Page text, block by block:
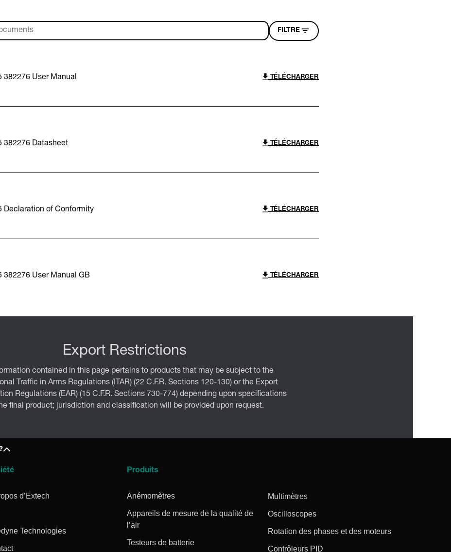
FILTRE
382276 User Manual TÉLÉCHARGER
382276 Datasheet TÉLÉCHARGER
Declaration of Conformity TÉLÉCHARGER
382276 User Manual GB TÉLÉCHARGER
Export Restrictions
contained in this page pertains to products that may be subject to the
Traffic in Arms Regulations (ITAR) (22 C.F.R. Sections 120-130) or the Export
Regulations (EAR) (15 C.F.R. Sections 730-774) depending upon specifications
final product; jurisdiction and classification will be provided upon request.
d’Extech
Technologies
Produits
Anémomètres
Appareils de mesure de la qualité de
l’air
Testeurs de batterie
Multimètres
Oscilloscopes
Rotation des phases et des moteurs
Contrôleurs PID